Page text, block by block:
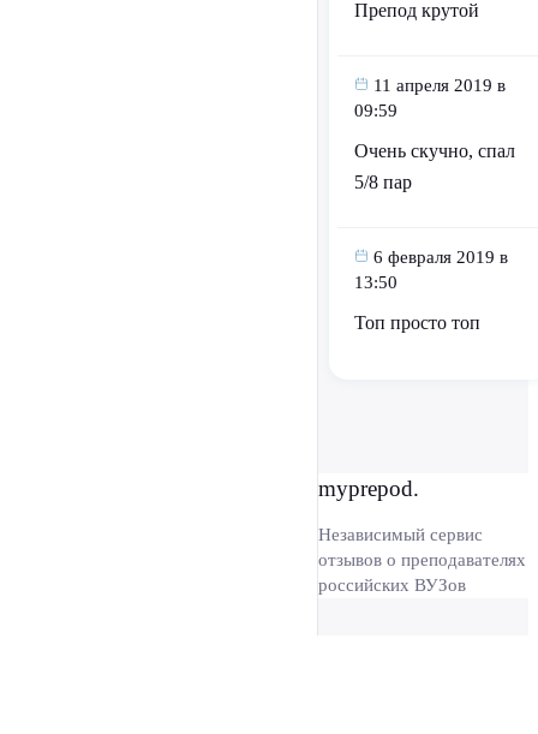
Препод крутой
11 апреля 2019 в
09:59
Очень скучно, спал
5/8 пар
6 февраля 2019 в
13:50
Топ просто топ
myprepod.
Независимый сервис
отзывов о преподавателях
российских ВУЗов